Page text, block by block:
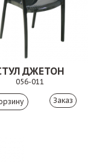
ДЖЕТОН
056-011
Заказ